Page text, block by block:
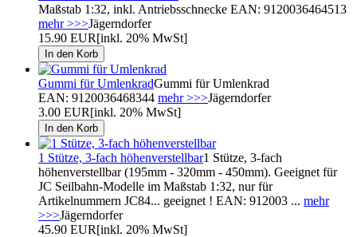
Maßstab 1:32, inkl. Antriebsschnecke EAN: 9120036464513
mehr >>>Jägerndorfer
15.90 EUR[inkl. 20% MwSt]
Gummi für UmlenkradGummi für Umlenkrad
EAN: 9120036468344 mehr >>>Jägerndorfer
3.00 EUR[inkl. 20% MwSt]
1 Stütze, 3-fach höhenverstellbar1 Stütze, 3-fach
höhenverstellbar (195mm - 320mm - 450mm). Geeignet für
JC Seilbahn-Modelle im Maßstab 1:32, nur für
Artikelnummern JC84... geeignet ! EAN: 912003 ... mehr
>>>Jägerndorfer
45.90 EUR[inkl. 20% MwSt]